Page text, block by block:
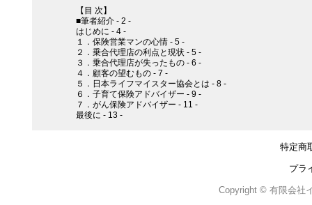
【目 次】
■筆者紹介 - 2 -
はじめに - 4 -
１．保険営業マンの心情 - 5 -
２．乗合代理店の利点と現状 - 5 -
３．乗合代理店が失ったもの - 6 -
４．顧客の望むもの - 7 -
５．日本ライフマイスター協会とは - 8 -
６．子育て保険アドバイザー - 9 -
７．がん保険アドバイザー - 11 -
最後に - 13 -
特定商
プラ
Copyright © 有限会社